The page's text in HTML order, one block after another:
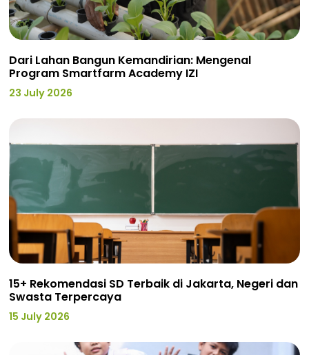
Dari Lahan Bangun Kemandirian: Mengenal
Program Smartfarm Academy IZI
23 July 2026
15+ Rekomendasi SD Terbaik di Jakarta, Negeri dan
Swasta Terpercaya
15 July 2026